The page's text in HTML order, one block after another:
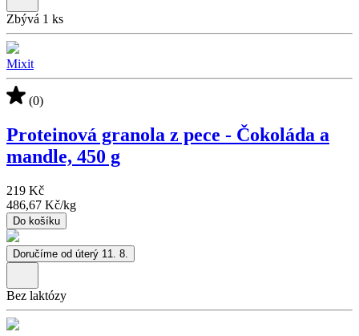
Zbývá 1 ks
Mixit
(0)
Proteinová granola z pece - Čokoláda a
mandle, 450 g
219 Kč
486,67 Kč/kg
Do košíku
Doručíme od úterý 11. 8.
Bez laktózy